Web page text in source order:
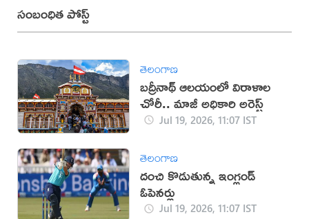
సంబంధిత పోస్ట్
తెలంగాణ
బద్రీనాథ్ ఆలయంలో విరాళాల
చోరీ.. మాజీ అధికారి అరెస్ట్
Jul 19, 2026, 11:07 IST
తెలంగాణ
దంచి కొడుతున్న ఇంగ్లండ్
ఓపెనర్లు
Jul 19, 2026, 11:07 IST